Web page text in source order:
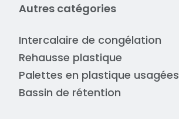
Autres catégories
Intercalaire de congélation
Rehausse plastique
Palettes en plastique usagées
Bassin de rétention